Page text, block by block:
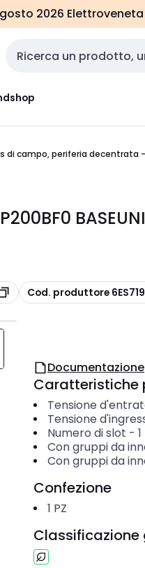
2026
Cerca input
di campo, periferia decentrata
copia
Cod. produttore
Documentazione
Caratteristiche
Tensione
Tensione
Numero di slot - 1
Con gruppi da
Con gruppi da
Confezione
1 PZ
Classificazione